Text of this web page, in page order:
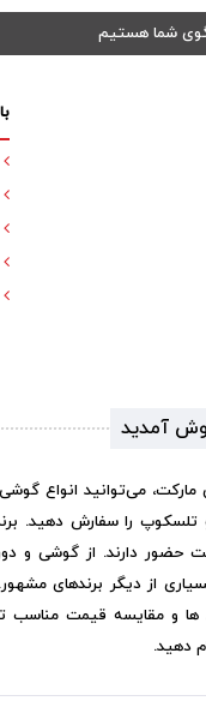
آمدید
مارکت، می‌توانید انواع
و تلسکوپ را سفارش دهید.
حضور دارند. از گوشی و
از دیگر برندهای
و مقایسه قیمت مناسب تر
دهید.